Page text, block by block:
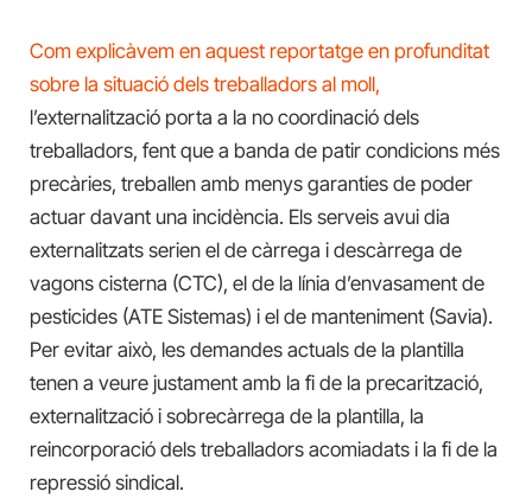
Com explicàvem en aquest reportatge en profunditat
sobre la situació dels treballadors al moll,
l’externalització porta a la no coordinació dels
treballadors, fent que a banda de patir condicions més
precàries, treballen amb menys garanties de poder
actuar davant una incidència. Els serveis avui dia
externalitzats serien el de càrrega i descàrrega de
vagons cisterna (CTC), el de la línia d’envasament de
pesticides (ATE Sistemas) i el de manteniment (Savia).
Per evitar això, les demandes actuals de la plantilla
tenen a veure justament amb la fi de la precarització,
externalització i sobrecàrrega de la plantilla, la
reincorporació dels treballadors acomiadats i la fi de la
repressió sindical.